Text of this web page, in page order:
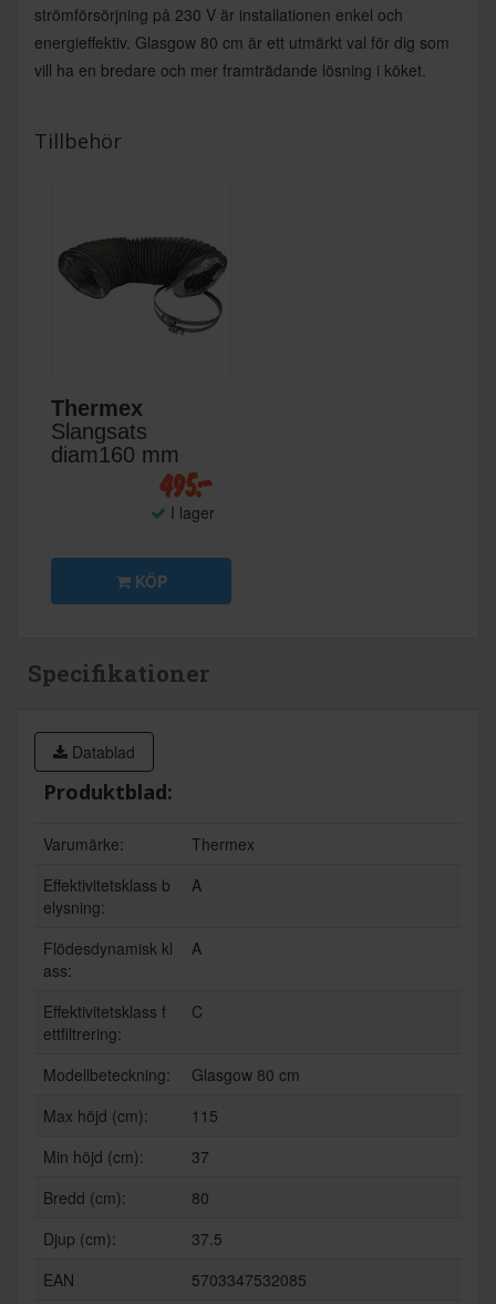
strömförsörjning på 230 V är installationen enkel och
energieffektiv. Glasgow 80 cm är ett utmärkt val för dig som
vill ha en bredare och mer framträdande lösning i köket.
Tillbehör
Thermex
Slangsats
diam160 mm
495:-
I lager
KÖP
Specifikationer
Datablad
Produktblad:
Varumärke:
Thermex
Effektivitetsklass b
elysning:
A
Flödesdynamisk kl
ass:
A
Effektivitetsklass f
ettfiltrering:
C
Modellbeteckning:
Glasgow 80 cm
Max höjd (cm):
115
Min höjd (cm):
37
Bredd (cm):
80
Djup (cm):
37.5
EAN
5703347532085